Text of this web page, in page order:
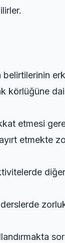
belirtilerinin
körlüğüne
etmesi
etmekte